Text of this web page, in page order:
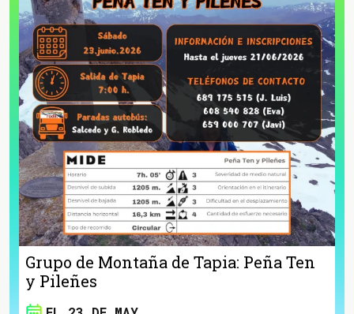
Grupo de Montaña de Tapia: Peña Ten
y Pileñes